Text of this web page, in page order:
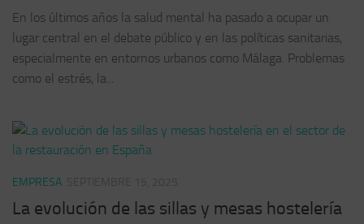
En los últimos años la salud mental ha pasado a ocupar un
lugar central en el debate público y en las políticas sanitarias,
especialmente en entornos urbanos como Málaga. Problemas
como el estrés, la...
EMPRESA
La evolución de las sillas y mesas hostelería